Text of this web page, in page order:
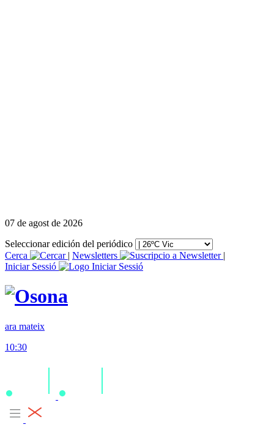
07 de agost de 2026
Seleccionar edición del periódico
Cerca
| Newsletters
|
Iniciar Sessió
ara mateix
10:30